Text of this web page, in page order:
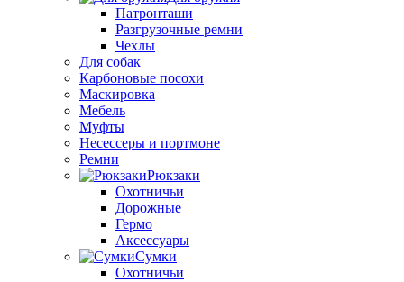
Патронташи
Разгрузочные ремни
Чехлы
Для собак
Карбоновые посохи
Маскировка
Мебель
Муфты
Несессеры и портмоне
Ремни
Рюкзаки
Охотничьи
Дорожные
Гермо
Аксессуары
Сумки
Охотничьи